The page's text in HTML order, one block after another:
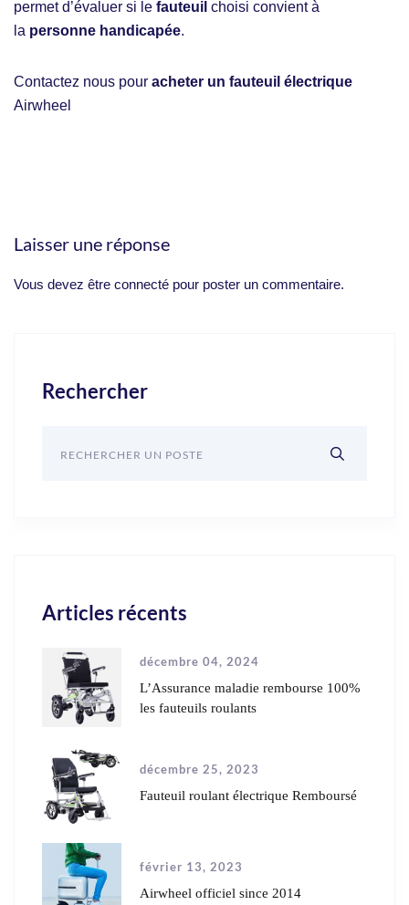
permet d’évaluer si le fauteuil choisi convient à
la personne handicapée.
Contactez nous pour acheter un fauteuil électrique
Airwheel
Laisser une réponse
Vous devez être connecté pour poster un commentaire.
Rechercher
Articles récents
décembre 04, 2024
L’Assurance maladie rembourse 100%
les fauteuils roulants
décembre 25, 2023
Fauteuil roulant électrique Remboursé
février 13, 2023
Airwheel officiel since 2014